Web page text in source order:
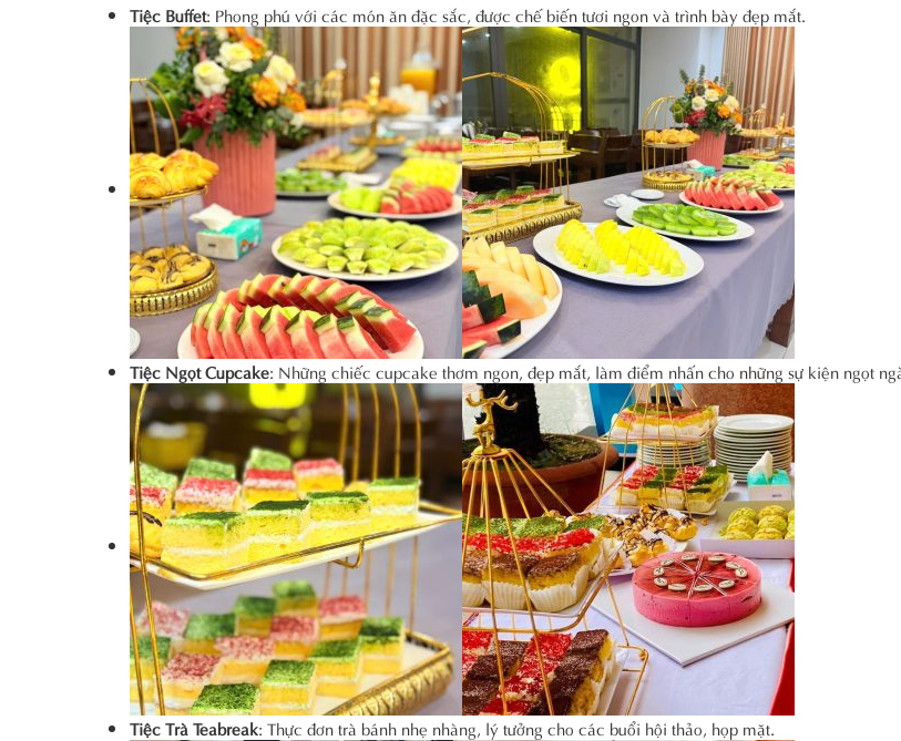
Tiệc Buffet: Phong phú với các món ăn đặc sắc, được chế biến tươi ngon và trình bày đẹp mắt.
Tiệc Ngọt Cupcake: Những chiếc cupcake thơm ngon, đẹp mắt, làm điểm nhấn cho những sự kiện ngọt
Tiệc Trà Teabreak: Thực đơn trà bánh nhẹ nhàng, lý tưởng cho các buổi hội thảo, họp mặt.